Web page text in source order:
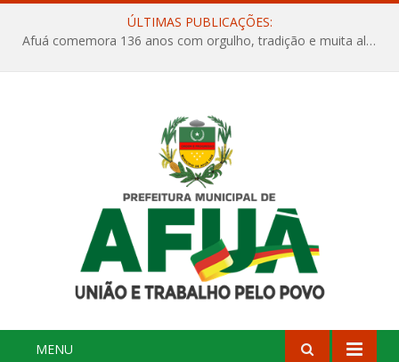
ÚLTIMAS PUBLICAÇÕES:
Afuá comemora 136 anos com orgulho, tradição e muita alegria na Quadra Dr. Nelson Salomão
MENU